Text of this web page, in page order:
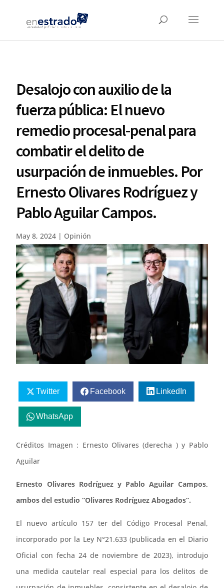
Desalojo con auxilio de la
fuerza pública: El nuevo
remedio procesal-penal para
combatir el delito de
usurpación de inmuebles. Por
Ernesto Olivares Rodríguez y
Pablo Aguilar Campos.
May 8, 2024 | Opinión
Twitter Facebook LinkedIn
WhatsApp
Créditos Imagen : Ernesto Olivares (derecha ) y Pablo
Aguilar
Ernesto Olivares Rodríguez y Pablo Aguilar Campos,
ambos del estudio “Olivares Rodríguez Abogados”.
El nuevo artículo 157 ter del Código Procesal Penal,
incorporado por la Ley N°21.633 (publicada en el Diario
Oficial con fecha 24 de noviembre de 2023), introdujo
una medida cautelar real especial para los delitos de